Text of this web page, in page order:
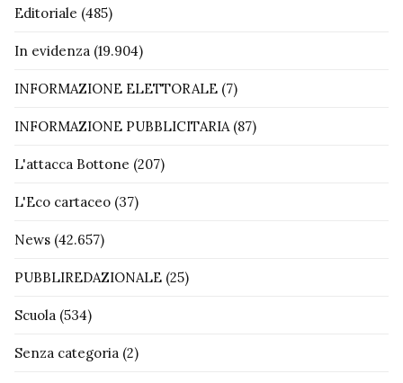
Editoriale (485)
In evidenza (19.904)
INFORMAZIONE ELETTORALE (7)
INFORMAZIONE PUBBLICITARIA(87)
L'attacca Bottone (207)
L'Eco cartaceo (37)
News (42.657)
PUBBLIREDAZIONALE (25)
Scuola (534)
Senza categoria (2)